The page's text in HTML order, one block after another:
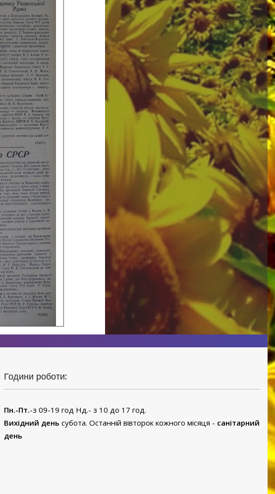
Години роботи:
Пн.-Пт.-з 09-19 год Нд.- з 10 до 17 год.
Вихідний день субота. Останній вівторок кожного місяця - санітарний
день